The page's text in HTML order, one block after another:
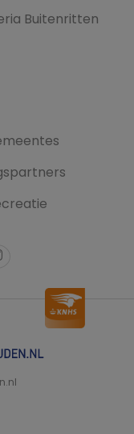
Buitenritten